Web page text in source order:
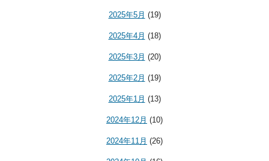
2025年5月 (19)
2025年4月 (18)
2025年3月 (20)
2025年2月 (19)
2025年1月 (13)
2024年12月 (10)
2024年11月 (26)